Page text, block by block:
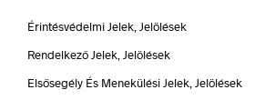
Érintésvédelmi Jelek, Jelölések
Rendelkező Jelek, Jelölések
Elsősegély És Menekülési Jelek, Jelölések